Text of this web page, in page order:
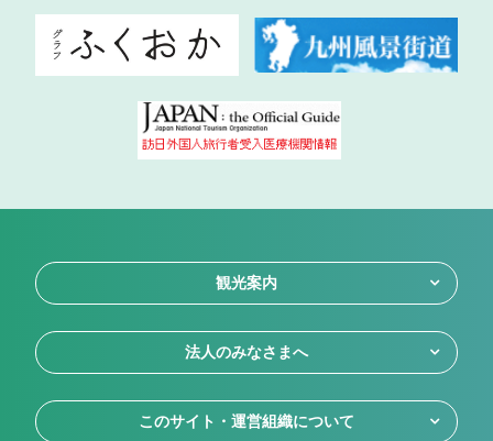
観光案内
法人のみなさまへ
このサイト・運営組織について